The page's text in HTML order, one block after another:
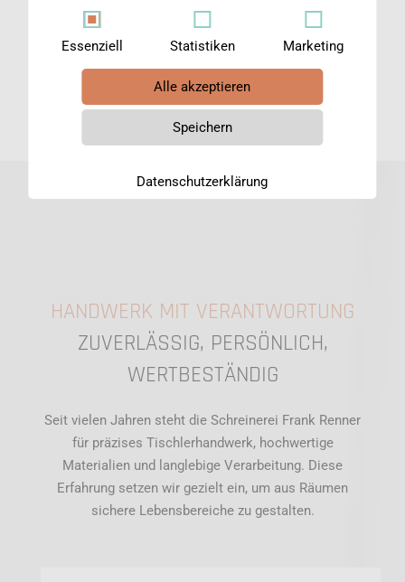
HANDWERK MIT VERANTWORTUNG
ZUVERLÄSSIG, PERSÖNLICH,
WERTBESTÄNDIG
Seit vielen Jahren steht die Schreinerei Frank Renner
für präzises Tischlerhandwerk, hochwertige
Materialien und langlebige Verarbeitung. Diese
Erfahrung setzen wir gezielt ein, um aus Räumen
sichere Lebensbereiche zu gestalten.
Essenziell Statistiken Marketing
Alle akzeptieren
Speichern
Datenschutzerklärung